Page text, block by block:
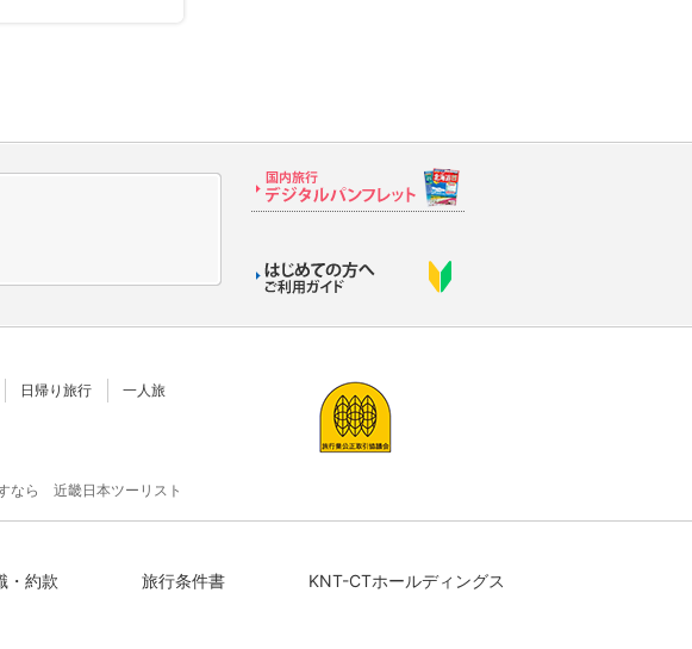
日帰り旅行 一人旅
なら 近畿日本ツーリスト
・約款 旅行条件書 KNT-CTホールディングス